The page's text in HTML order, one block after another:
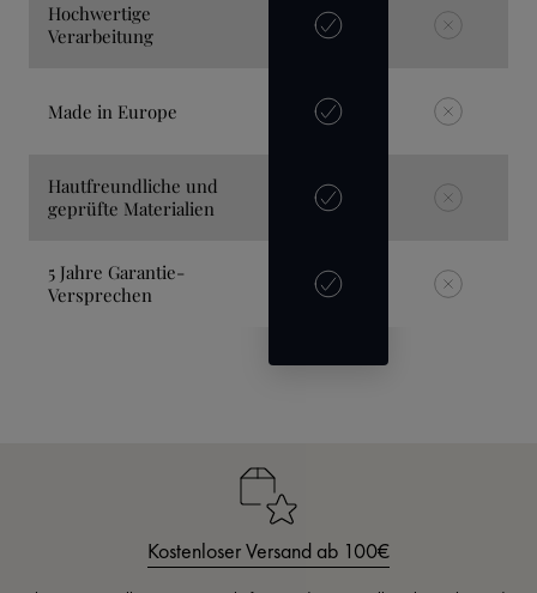
Hochwertige
Verarbeitung
Made in Europe
Hautfreundliche und
geprüfte Materialien
5 Jahre Garantie-
Versprechen
Kostenloser Versand ab 100€